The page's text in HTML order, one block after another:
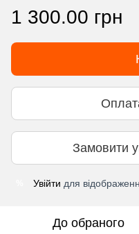
1 300.00 грн
Замовити
Увійти для
До обраного